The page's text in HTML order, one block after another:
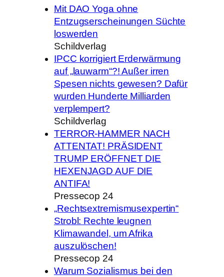
Mit DAO Yoga ohne
Entzugserscheinungen Süchte
loswerden
Schildverlag
IPCC korrigiert Erderwärmung
auf „lauwarm“?! Außer irren
Spesen nichts gewesen? Dafür
wurden Hunderte Milliarden
verplempert?
Schildverlag
TERROR-HAMMER NACH
ATTENTAT! PRÄSIDENT
TRUMP ERÖFFNET DIE
HEXENJAGD AUF DIE
ANTIFA!
Pressecop 24
„Rechtsextremismusexpertin“
Strobl: Rechte leugnen
Klimawandel, um Afrika
auszulöschen!
Pressecop 24
Warum Sozialismus bei den